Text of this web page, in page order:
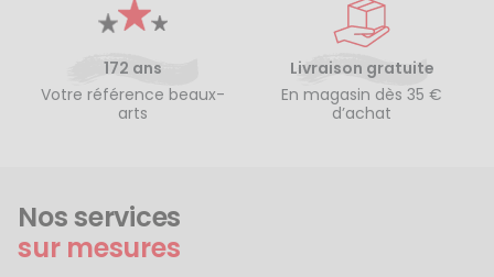
172 ans
Votre référence beaux-
arts
Livraison gratuite
En magasin dès 35 €
d’achat
Nos services
sur mesures